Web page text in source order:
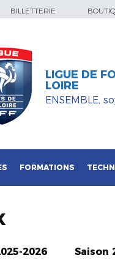
BILLETTERIE
LIGUE DE
LOIRE
ENSEMBLE,
FORMATIONS
2026 Saison